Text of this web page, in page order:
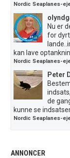
Nordic Seaplanes-
Nu er
for
kan lave
Nordic Seaplanes-
Peter
de
kunne se
Nordic Seaplanes-
ANNONCER